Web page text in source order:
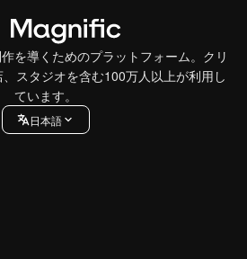
を導くためのプラットフォーム。クリ
スタジオを含む100万人以上が利用し
ています。
日本語